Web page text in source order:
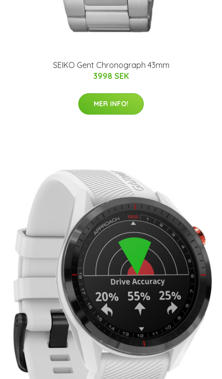
SEIKO Gent Chronograph 43mm
3998 SEK
MER INFO!